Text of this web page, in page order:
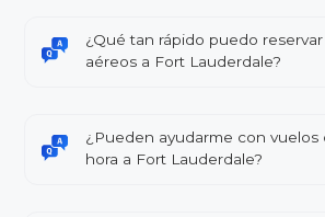
¿Qué tan rápido puedo
aéreos a Fort Lauderdale?
¿Pueden ayudarme con vuelos
hora a Fort Lauderdale?